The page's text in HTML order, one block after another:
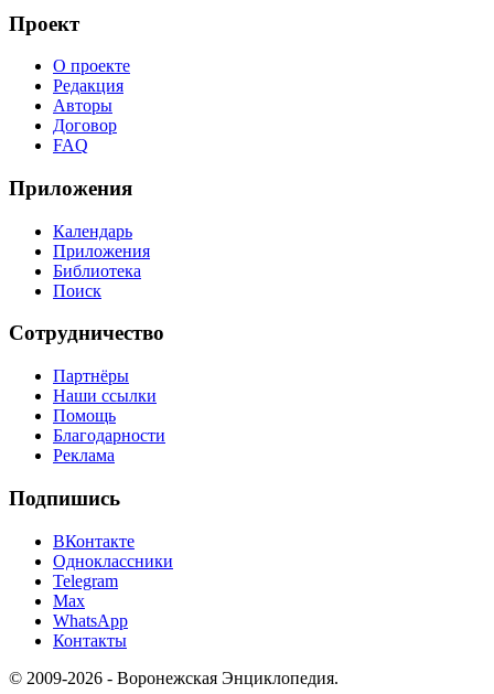
Проект
О проекте
Редакция
Авторы
Договор
FAQ
Приложения
Календарь
Приложения
Библиотека
Поиск
Сотрудничество
Партнёры
Наши ссылки
Помощь
Благодарности
Реклама
Подпишись
ВКонтакте
Одноклассники
Telegram
Max
WhatsApp
Контакты
© 2009-2026 - Воронежская Энциклопедия.